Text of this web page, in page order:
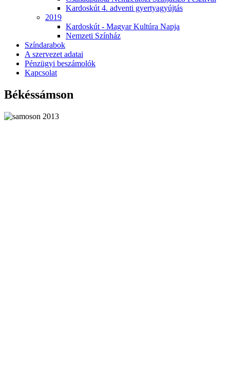
Kardoskút 4. adventi gyertyagyújtás
2019
Kardoskút - Magyar Kultúra Napja
Nemzeti Színház
Színdarabok
A szervezet adatai
Pénzügyi beszámolók
Kapcsolat
Békéssámson